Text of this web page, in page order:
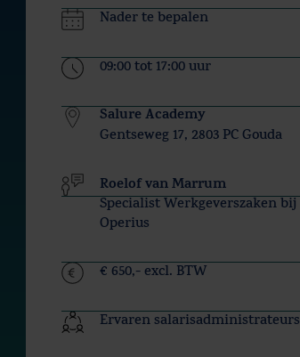
Nader te bepalen
09:00 tot 17:00 uur
Gentseweg 17, 2803 PC Gouda
Roelof van Marrum
Specialist Werkgeverszaken bij
Operius
€ 650,- excl. BTW
Ervaren salarisadministrateurs